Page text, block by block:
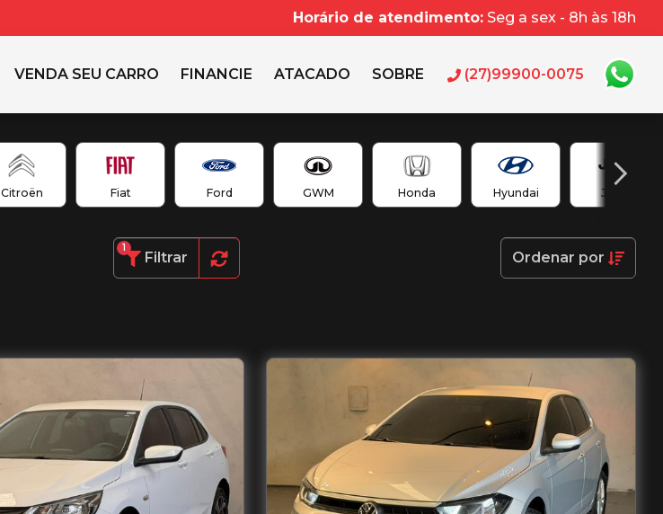
Horário de atendimento: Seg a sex - 8h às 18h
VENDA SEU CARRO FINANCIE ATACADO SOBRE (27)99900-0075
Citroën Fiat Ford GWM Honda Hyundai Jeep
Filtrar
1
Ordenar por